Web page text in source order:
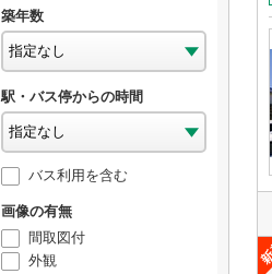
築年数
駅・バス停からの時間
バス利用を含む
画像の有無
間取図付
外観